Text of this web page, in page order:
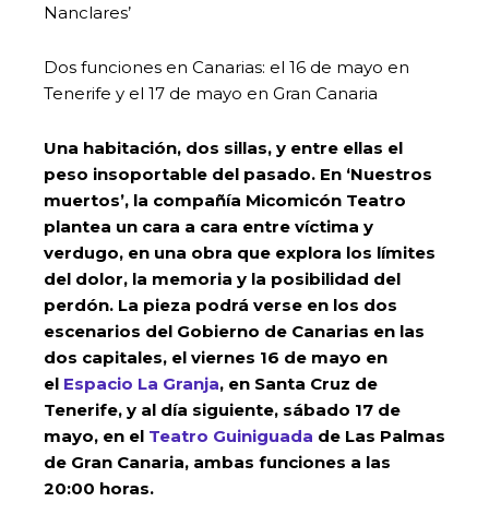
Nanclares’
Dos funciones en Canarias: el 16 de mayo en
Tenerife y el 17 de mayo en Gran Canaria
Una habitación, dos sillas, y entre ellas el
peso insoportable del pasado. En ‘Nuestros
muertos’, la compañía Micomicón Teatro
plantea un cara a cara entre víctima y
verdugo, en una obra que explora los límites
del dolor, la memoria y la posibilidad del
perdón. La pieza podrá verse en los dos
escenarios del Gobierno de Canarias en las
dos capitales, el viernes 16 de mayo en
el Espacio La Granja, en Santa Cruz de
Tenerife, y al día siguiente, sábado 17 de
mayo, en el Teatro Guiniguada de Las Palmas
de Gran Canaria, ambas funciones a las
20:00 horas.